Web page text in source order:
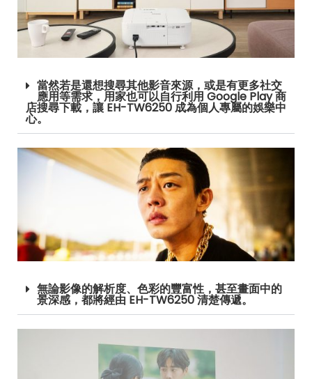
當然若是還想搜尋其他影音來源，或是有更多社交
應用等需求，用家也可以自行利用 Google Play 商
店搜尋下載，讓 EH-TW6250 成為個人專屬的娛樂中
心。
無論影像的解析度、色彩的豐富性，甚至畫面中的
景深感，都將經由 EH-TW6250 清楚傳遞。